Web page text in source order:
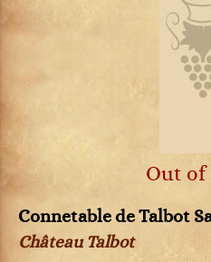
Out of
Connetable de Talbot
Château Talbot